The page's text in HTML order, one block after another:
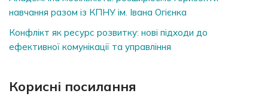
навчання разом із КПНУ ім. Івана Огієнка
Конфлікт як ресурс розвитку: нові підходи до
ефективної комунікації та управління
Корисні посилання